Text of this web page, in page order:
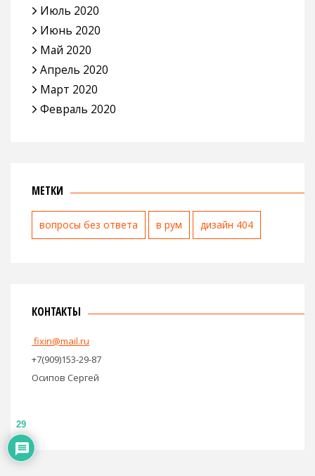
Июль 2020
Июнь 2020
Май 2020
Апрель 2020
Март 2020
Февраль 2020
МЕТКИ
вопросы без ответа в рум дизайн 404
КОНТАКТЫ
fixin@mail.ru
+7(909)153-29-87
Осипов Сергей
29